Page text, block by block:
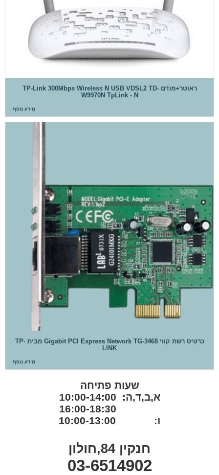
ראוטר+מודם TP-Link 300Mbps Wireless N USB VDSL2 TD-
W9970N TpLink - N
מידע נוסף
כרטיס רשת קווי Gigabit PCI Express Network TG-3468 מבית TP-
LINK
מידע נוסף
שעות פתיחה
א,ב,ד,ה: 10:00-14:00
ו: 10:00-13:00
חנקין 84,חולון
03-6514902